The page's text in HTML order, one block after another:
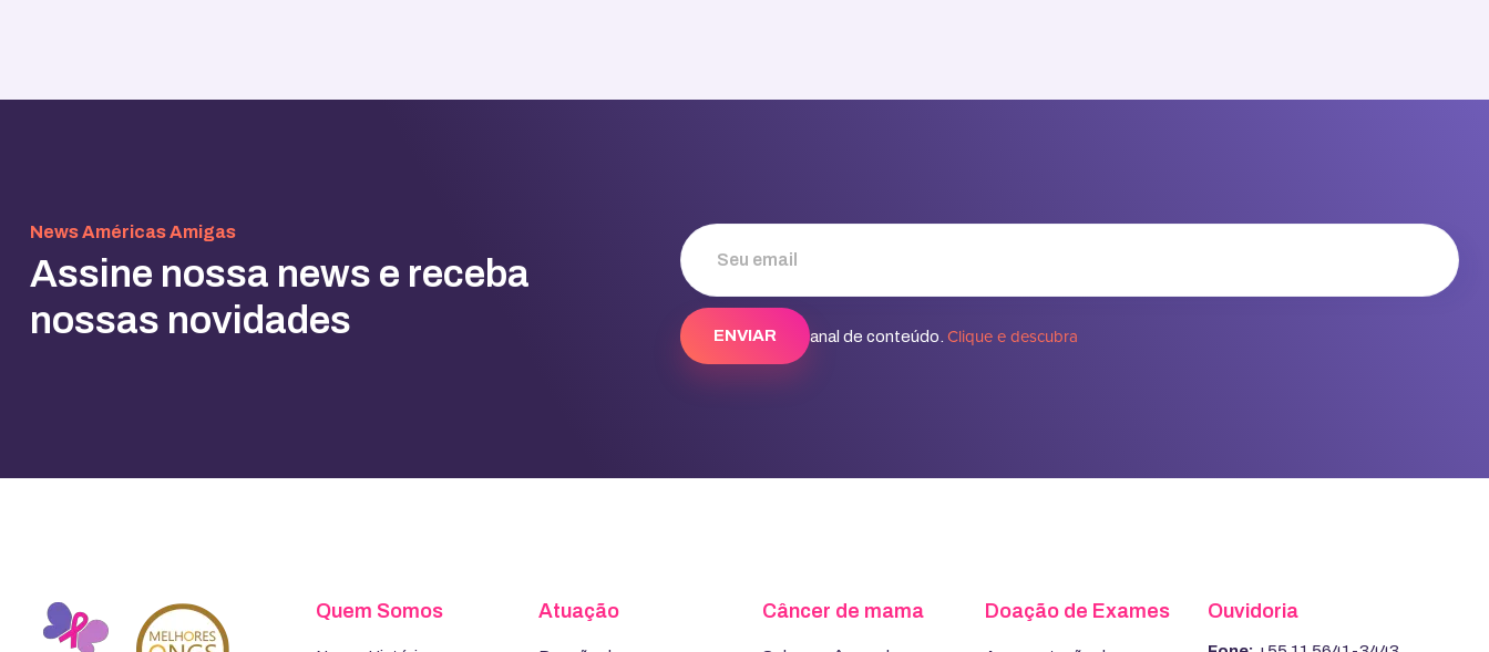
News Américas Amigas
Assine nossa news e receba
nossas novidades
Conheça nosso canal de conteúdo.Clique e descubra
Quem Somos Atuação Câncer de mama Doação de Exames Ouvidoria